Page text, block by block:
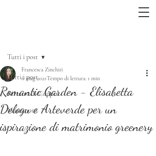
Tutti i post
Ritratto di Coppia
Matrimoni
Tutti i post
Romantic Garden - Elisabetta
Delogu e Arteverde per un
ispirazione di matrimonio greenery
Francesca Zinchiri
6 mag 2021Tempo di lettura: 1 min